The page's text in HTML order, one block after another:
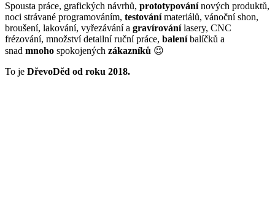
Spousta práce, grafických návrhů, prototypovánínových produktů,
noci strávané programováním, testovánímateriálů, vánoční shon,
broušení, lakování, vyřezávání a gravírovánílasery, CNC
frézování, množství detailní ruční práce, baleníbalíčků a
snad mnoho spokojených zákazníků 😉
To je DřevoDěd od roku 2018.